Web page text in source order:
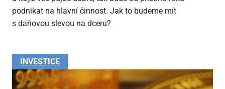
podnikat na hlavní činnost. Jak to budeme mít
s daňovou slevou na dceru?
INVESTICE